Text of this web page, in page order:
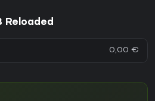
Reloaded
0,00 €